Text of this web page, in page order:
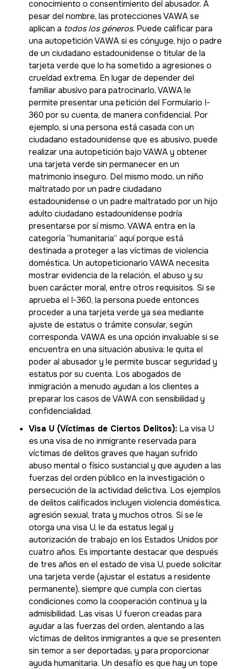
conocimiento o consentimiento del abusador. A
pesar del nombre, las protecciones VAWA se
aplican a todos los géneros. Puede calificar para
una autopetición VAWA si es cónyuge, hijo o padre
de un ciudadano estadounidense o titular de la
tarjeta verde que lo ha sometido a agresiones o
crueldad extrema. En lugar de depender del
familiar abusivo para patrocinarlo, VAWA le
permite presentar una petición del Formulario I-
360 por su cuenta, de manera confidencial. Por
ejemplo, si una persona está casada con un
ciudadano estadounidense que es abusivo, puede
realizar una autopetición bajo VAWA y obtener
una tarjeta verde sin permanecer en un
matrimonio inseguro. Del mismo modo, un niño
maltratado por un padre ciudadano
estadounidense o un padre maltratado por un hijo
adulto ciudadano estadounidense podría
presentarse por sí mismo. VAWA entra en la
categoría “humanitaria” aquí porque está
destinada a proteger a las víctimas de violencia
doméstica. Un autopeticionario VAWA necesita
mostrar evidencia de la relación, el abuso y su
buen carácter moral, entre otros requisitos. Si se
aprueba el I-360, la persona puede entonces
proceder a una tarjeta verde ya sea mediante
ajuste de estatus o trámite consular, según
corresponda. VAWA es una opción invaluable si se
encuentra en una situación abusiva: le quita el
poder al abusador y le permite buscar seguridad y
estatus por su cuenta. Los abogados de
inmigración a menudo ayudan a los clientes a
preparar los casos de VAWA con sensibilidad y
confidencialidad.
Visa U (Víctimas de Ciertos Delitos): La visa U
es una visa de no inmigrante reservada para
víctimas de delitos graves que hayan sufrido
abuso mental o físico sustancial y que ayuden a las
fuerzas del orden público en la investigación o
persecución de la actividad delictiva. Los ejemplos
de delitos calificados incluyen violencia doméstica,
agresión sexual, trata y muchos otros. Si se le
otorga una visa U, le da estatus legal y
autorización de trabajo en los Estados Unidos por
cuatro años. Es importante destacar que después
de tres años en el estado de visa U, puede solicitar
una tarjeta verde (ajustar el estatus a residente
permanente), siempre que cumpla con ciertas
condiciones como la cooperación continua y la
admisibilidad. Las visas U fueron creadas para
ayudar a las fuerzas del orden, alentando a las
víctimas de delitos inmigrantes a que se presenten
sin temor a ser deportadas, y para proporcionar
ayuda humanitaria. Un desafío es que hay un tope